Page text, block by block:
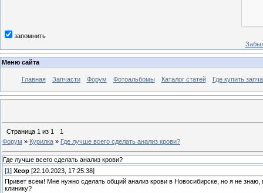
запомнить
Меню сайта
Главная Запчасти Форум Фотоальбомы Каталог статей Где купить
Страница 1 из 1
1
Форум » Курилка » Где лучше всего сделать анализ крови?
Где лучше всего сделать анализ крови?
[1 ] Xeop [22.10.2023, 17:25:38]
Привет всем! Мне нужно сделать общий анализ крови в Новосибирске, но я не
клинику?